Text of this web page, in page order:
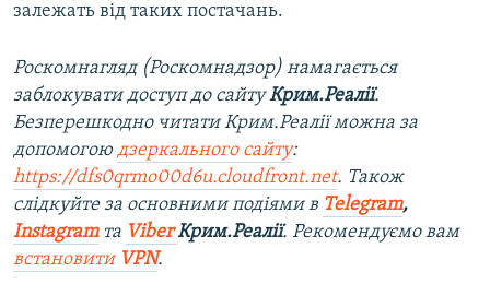
залежать від таких постачань.
Роскомнагляд (Роскомнадзор) намагається
заблокувати доступ до сайтуКрим.Реалії.
Безперешкодно читати Крим.Реалії можна за
допомогою дзеркального сайту:
https://dfs0qrmo00d6u.cloudfront.net. Також
слідкуйте за основними подіями в Telegram,
Instagramта ViberКрим.Реалії. Рекомендуємо вам
встановити VPN.